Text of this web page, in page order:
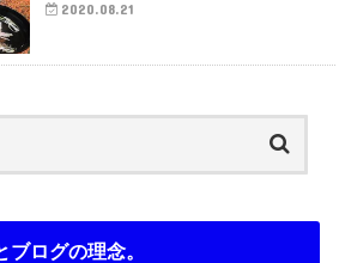
2020.08.21
ログの理念。